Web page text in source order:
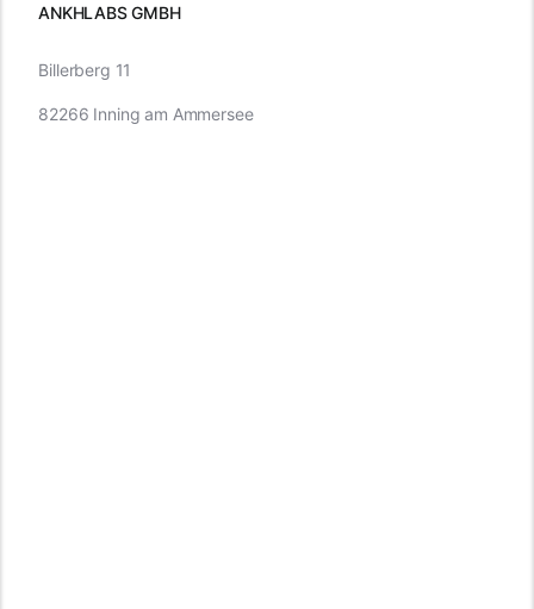
ANKHLABS GMBH
Billerberg 11
82266 Inning am Ammersee